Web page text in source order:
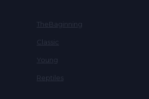
TheBaginning
Classic
Young
Reptiles